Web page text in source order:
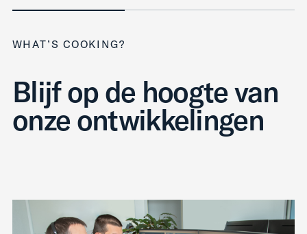
WHAT’S COOKING?
Blijf op de hoogte van
onze ontwikkelingen